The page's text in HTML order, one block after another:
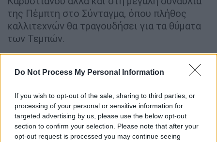
Do Not Process My Personal Information
If you wish to opt-out of the sale, sharing to third parties, or
processing of your personal or sensitive information for
targeted advertising by us, please use the below opt-out
section to confirm your selection. Please note that after your
opt-out request is processed you may continue seeing
της Πέμπτη στο Σύνταγμα, όπου πλήθος
καλλιτεχνών θα τραγουδήσει για τα θύματα
των Τεμπών.
ΔΙΑΒΑΣΤΕ ΕΠΙΣΗΣ
Καταγγελία πως αστυνομικοί
επιτέθηκαν ακραία σε εφήβους -
«Μου αρέσει να δέρνω 15χρονα»